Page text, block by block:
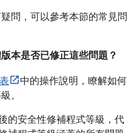
問，可以參考本節的常見問
本是否已修正這些問題？
中的操作說明，瞭解如何
。
的安全性修補程式等級，代